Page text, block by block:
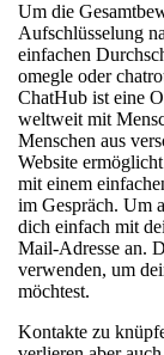
Um die
Aufschlüsselung
einfachen
omegle oder
ChatHub ist eine
weltweit mit
Menschen aus
Website
mit einem
im Gespräch. Um
dich einfach mit
Mail-Adresse an.
verwenden, um
möchtest.
Kontakte zu